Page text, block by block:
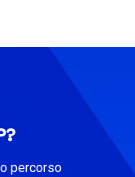
percorso